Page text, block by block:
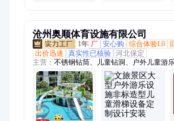
沧州奥顺体育设施有限公司
1年 厂 安心购 综合体验L0
出价迅速
真实性已核验 河北保定
主营： 不锈钢钻筒、儿童钻洞、户外儿童游
千滑梯组合、不锈钢组合滑梯、不锈钢儿童
组合滑梯定做、环形攀爬组合秋千、无动力
外儿童爬网、户外环形儿童秋千、幼儿园户
无动力游乐设施、儿童拓展训练攀爬钻洞、
锈钢传声筒、非标组合体能云梯定制、户外